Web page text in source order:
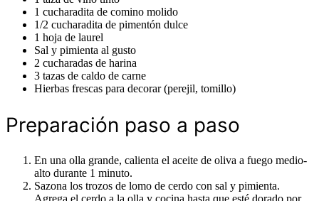
1 cucharadita de comino molido
1/2 cucharadita de pimentón dulce
1 hoja de laurel
Sal y pimienta al gusto
2 cucharadas de harina
3 tazas de caldo de carne
Hierbas frescas para decorar (perejil, tomillo)
Preparación paso a paso
En una olla grande, calienta el aceite de oliva a fuego medio-
alto durante 1 minuto.
Sazona los trozos de lomo de cerdo con sal y pimienta.
Agrega el cerdo a la olla y cocina hasta que esté dorado por